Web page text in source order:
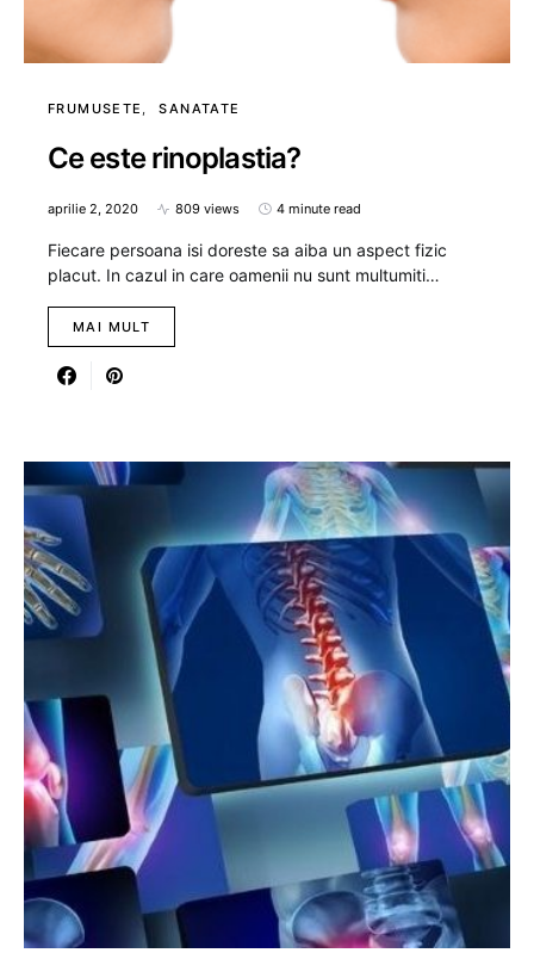
FRUMUSETE SANATATE
Ce este rinoplastia?
aprilie 2, 2020 809 views 4 minute read
Fiecare persoana isi doreste sa aiba un aspect fizic
placut. In cazul in care oamenii nu sunt multumiti…
MAI MULT